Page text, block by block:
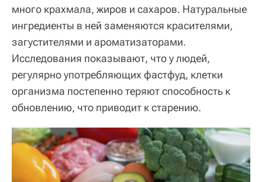
много крахмала, жиров и сахаров. Натуральные
ингредиенты в ней заменяются красителями,
загустителями и ароматизаторами.
Исследования показывают, что у людей,
регулярно употребляющих фастфуд, клетки
организма постепенно теряют способность к
обновлению, что приводит к старению.